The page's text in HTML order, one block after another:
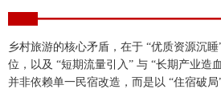
乡村旅游的核心矛盾，在于 “优质资源沉
位，以及 “短期流量引入” 与 “长期产业造
并非依赖单一民宿改造，而是以 “住宿破